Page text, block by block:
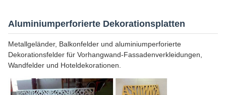
Aluminiumperforierte Dekorationsplatten
Metallgeländer, Balkonfelder und aluminiumperforierte
Dekorationsfelder für Vorhangwand-Fassadenverkleidungen,
Wandfelder und Hoteldekorationen.